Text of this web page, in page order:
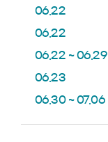
06.22
06.22
06.22 ~ 06.29
06.23
06.30 ~ 07.06